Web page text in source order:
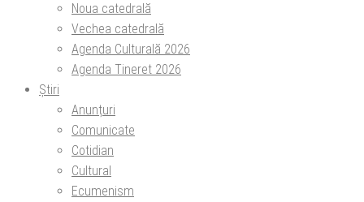
Noua catedrală
Vechea catedrală
Agenda Culturală 2026
Agenda Tineret 2026
Știri
Anunțuri
Comunicate
Cotidian
Cultural
Ecumenism